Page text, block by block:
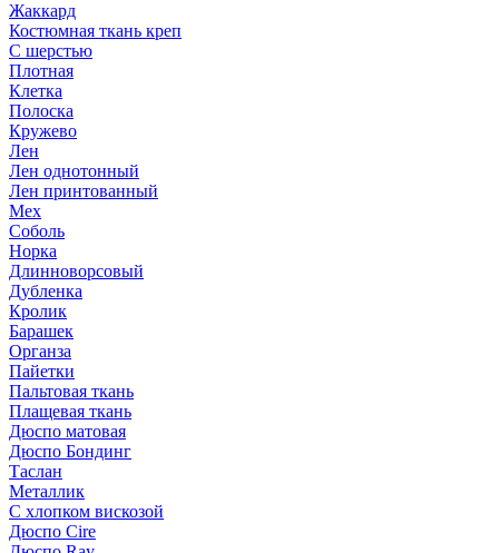
Жаккард
Костюмная ткань креп
С шерстью
Плотная
Клетка
Полоска
Кружево
Лен
Лен однотонный
Лен принтованный
Мех
Соболь
Норка
Длинноворсовый
Дубленка
Кролик
Барашек
Органза
Пайетки
Пальтовая ткань
Плащевая ткань
Дюспо матовая
Дюспо Бондинг
Таслан
Металлик
С хлопком вискозой
Дюспо Cire